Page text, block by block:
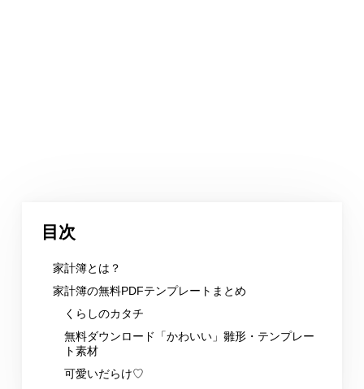
目次
家計簿とは？
家計簿の無料PDFテンプレートまとめ
くらしのカタチ
無料ダウンロード「かわいい」雛形・テンプレー
ト素材
可愛いだらけ♡